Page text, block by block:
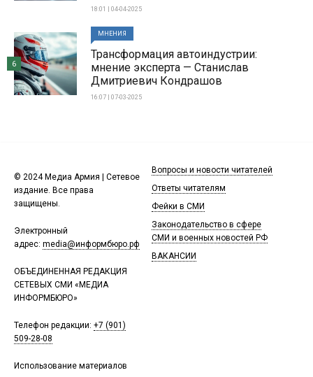
18:01 | 04-04-2025
МНЕНИЯ
Трансформация автоиндустрии:
мнение эксперта — Станислав
Дмитриевич Кондрашов
16:07 | 07-03-2025
6
© 2024 Медиа Армия | Сетевое
издание. Все права
защищены.
Электронный
адрес: media@информбюро.рф
ОБЪЕДИНЕННАЯ РЕДАКЦИЯ
СЕТЕВЫХ СМИ «МЕДИА
ИНФОРМБЮРО»
Телефон редакции: +7 (901)
509-28-08
Использование материалов
Вопросы и новости читателей
Ответы читателям
Фейки в СМИ
Законодательство в сфере
СМИ и военных новостей РФ
ВАКАНСИИ